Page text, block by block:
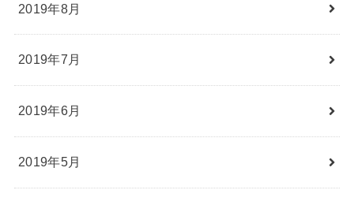
2019年8月
2019年7月
2019年6月
2019年5月